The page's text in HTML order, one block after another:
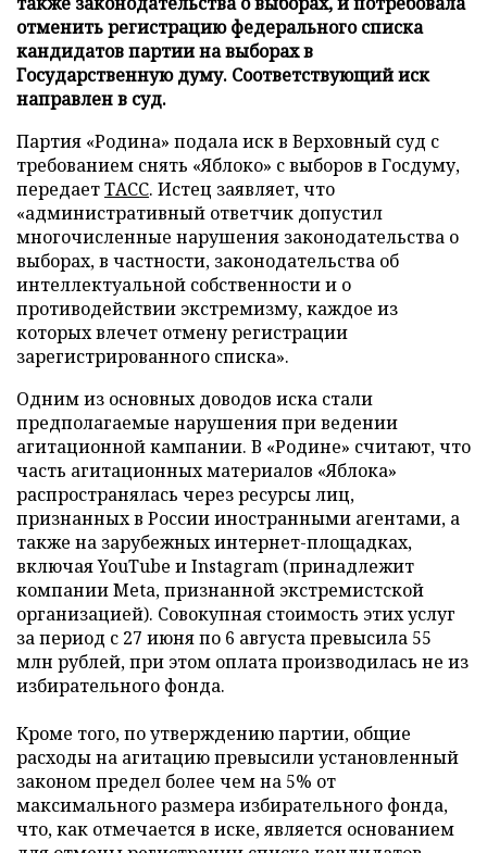
отменить регистрацию федерального списка
кандидатов партии на выборах в
Государственную думу. Соответствующий иск
направлен в суд.
Партия «Родина» подала иск в Верховный суд с
требованием снять «Яблоко» с выборов в Госдуму,
передаетТАСС. Истец заявляет, что
«административный ответчик допустил
многочисленные нарушения законодательства о
выборах, в частности, законодательства об
интеллектуальной собственности и о
противодействии экстремизму, каждое из
которых влечет отмену регистрации
зарегистрированного списка».
Одним из основных доводов иска стали
предполагаемые нарушения при ведении
агитационной кампании. В «Родине» считают, что
часть агитационных материалов «Яблока»
распространялась через ресурсы лиц,
признанных в России иностранными агентами, а
также на зарубежных интернет-площадках,
включая YouTube и Instagram (принадлежит
компании Meta, признанной экстремистской
организацией). Совокупная стоимость этих услуг
за период с 27 июня по 6 августа превысила 55
млн рублей, при этом оплата производилась не из
избирательного фонда.
Кроме того, по утверждению партии, общие
расходы на агитацию превысили установленный
законом предел более чем на 5% от
максимального размера избирательного фонда,
что, как отмечается в иске, является основанием